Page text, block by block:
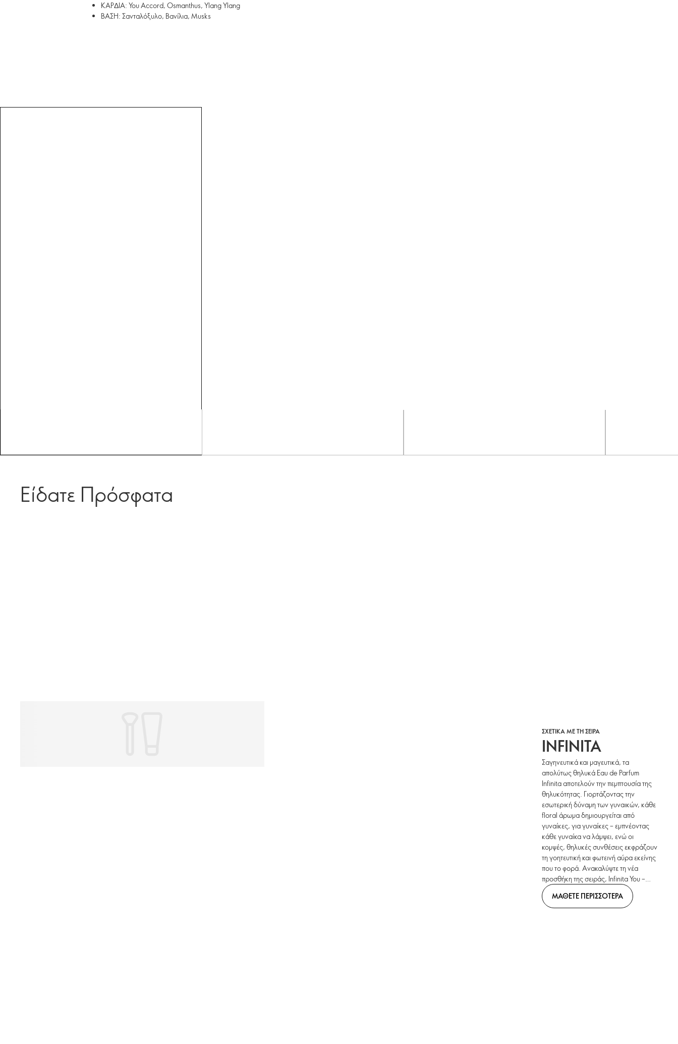
ΚΑΡΔΙΑ: You Accord, Osmanthus, Ylang Ylang
ΒΑΣΗ: Σανταλόξυλο, Βανίλια, Musks
Είδατε Πρόσφατα
ΣΧΕΤΙΚΑ ΜΕ ΤΗ ΣΕΙΡΑ
INFINITA
Σαγηνευτικά και μαγευτικά, τα
απολύτως θηλυκά Eau de Parfum
Infinita αποτελούν την πεμπτουσία της
θηλυκότητας. Γιορτάζοντας την
εσωτερική δύναμη των γυναικών, κάθε
floral άρωμα δημιουργείται από
γυναίκες, για γυναίκες – εμπνέοντας
κάθε γυναίκα να λάμψει, ενώ οι
κομψές, θηλυκές συνθέσεις εκφράζουν
τη γοητευτική και φωτεινή αύρα εκείνης
που το φορά. Ανακαλύψτε τη νέα
προσθήκη της σειράς, Infinita You –
δημιουργημένη για να γιορτάσει τη
μοναδική σας θηλυκή αύρα.
ΜΑΘΕΤΕ ΠΕΡΙΣΣΟΤΕΡΑ